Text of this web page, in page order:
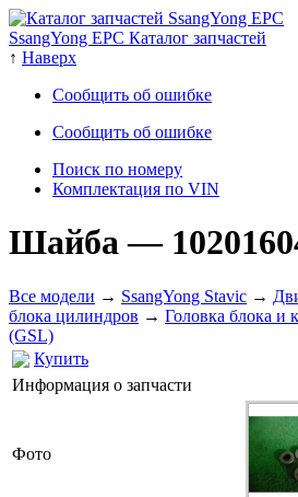
SsangYong EPC Каталог запчастей
↑ Наверх
Сообщить об ошибке
Сообщить об ошибке
Поиск по номеру
Комплектация по VIN
Шайба—
Все модели → SsangYong Stavic →
блока цилиндров → Головка блока и
(GSL)
Купить
Информация о запчасти
Фото